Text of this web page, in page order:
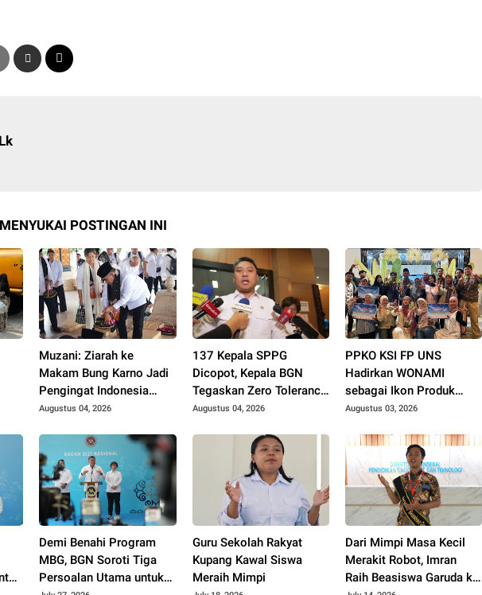
Lk
POSTINGAN INI
Muzani: Ziarah ke
Makam Bung Karno Jadi
Pengingat Indonesia
Rumah Bersama
Augustus 04, 2026
137 Kepala SPPG
Dicopot, Kepala BGN
Tegaskan Zero Tolerance
Kasus Keracunan MBG
Augustus 04, 2026
PPKO KSI FP UNS
Hadirkan WONAMI
sebagai Ikon Produk
Desa Wonorejo, Raih
Polokarto Tumoto Expo
2026
Augustus 03, 2026
Demi Benahi Program
MBG, BGN Soroti Tiga
Persoalan Utama untuk
Guru Sekolah Rakyat
Kupang Kawal Siswa
Meraih Mimpi
Dari Mimpi Masa Kecil
Merakit Robot, Imran
Raih Beasiswa Garuda ke